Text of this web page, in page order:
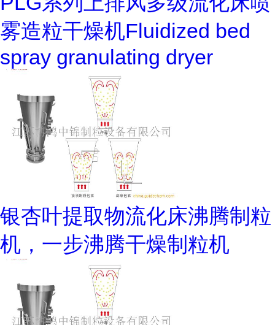
雾造粒干燥机Fluidized bed
spray granulating dryer
银杏叶提取物流化床沸腾制粒
机，一步沸腾干燥制粒机